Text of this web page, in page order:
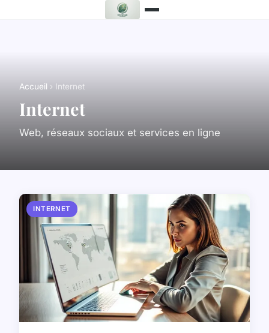
Accueil › Internet
Internet
Web, réseaux sociaux et services en ligne
INTERNET